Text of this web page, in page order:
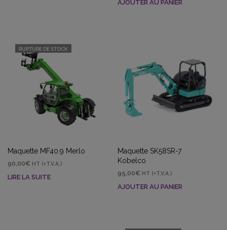
AJOUTER AU PANIER
RUPTURE DE STOCK
Maquette MF40.9 Merlo
90,00€ HT (+T.V.A.)
LIRE LA SUITE
Maquette SK58SR-7
Kobelco
95,00€ HT (+T.V.A.)
AJOUTER AU PANIER